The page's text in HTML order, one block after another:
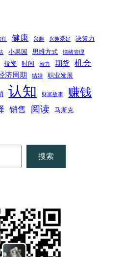
任 健康 兴趣 兴趣爱好 决策力
小果园 思维方式 情绪管理
投资 时间 智力 期货 机会
济周期 结婚 职业发展
认知 财富故事 赚钱
销售 阅读 马斯克
搜索